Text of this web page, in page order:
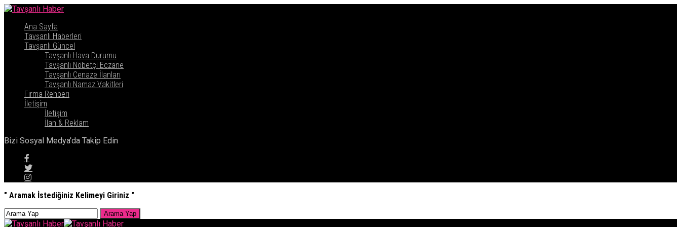
Ana Sayfa
Tavşanlı Haberleri
Tavşanlı Güncel
Tavşanlı Hava Durumu
Tavşanlı Nöbetçi Eczane
Tavşanlı Cenaze İlanları
Tavşanlı Namaz Vakitleri
Firma Rehberi
İletişim
İletişim
İlan & Reklam
Bizi Sosyal Medya'da Takip Edin
" Aramak İstediğiniz Kelimeyi Giriniz "